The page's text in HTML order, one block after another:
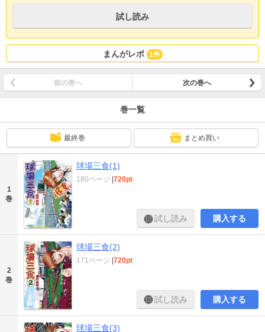
試し読み
まんがレポ 1件
前の巻へ 次の巻へ
巻一覧
最終巻 まとめ買い
1
巻
球場三食(1)
180ページ 720pt
試し読み 購入する
2
巻
球場三食(2)
171ページ 720pt
試し読み 購入する
球場三食(3)